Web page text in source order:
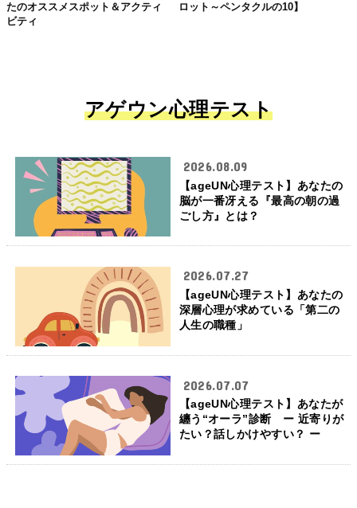
たのオススメスポット＆アクティ
ビティ
ロット～ペンタクルの10】
アゲウン心理テスト
2026.08.09
【ageUN心理テスト】あなたの
脳が一番冴える『最高の朝の過
ごし方』とは？
2026.07.27
【ageUN心理テスト】あなたの
深層心理が求めている「第二の
人生の職種」
2026.07.07
【ageUN心理テスト】あなたが
纏う“オーラ”診断 ー 近寄りが
たい？話しかけやすい？ ー